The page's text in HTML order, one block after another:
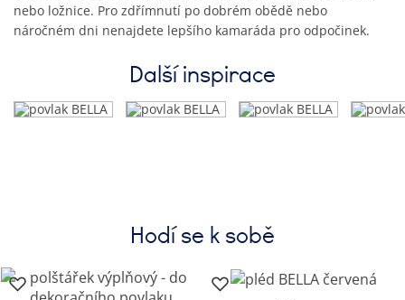
nebo ložnice. Pro zdřímnutí po dobrém obědě nebo
náročném dni nenajdete lepšího kamaráda pro odpočinek.
Další inspirace
Hodí se k sobě